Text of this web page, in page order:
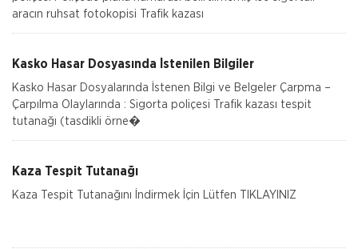
aracın ruhsat fotokopisi Trafik kazası
Kasko Hasar Dosyasında İstenilen Bilgiler
Kasko Hasar Dosyalarında İstenen Bilgi ve Belgeler Çarpma –
Çarpılma Olaylarında : Sigorta poliçesi Trafik kazası tespit
tutanağı (tasdikli örne�
Kaza Tespit Tutanağı
Kaza Tespit Tutanağını İndirmek İçin Lütfen TIKLAYINIZ